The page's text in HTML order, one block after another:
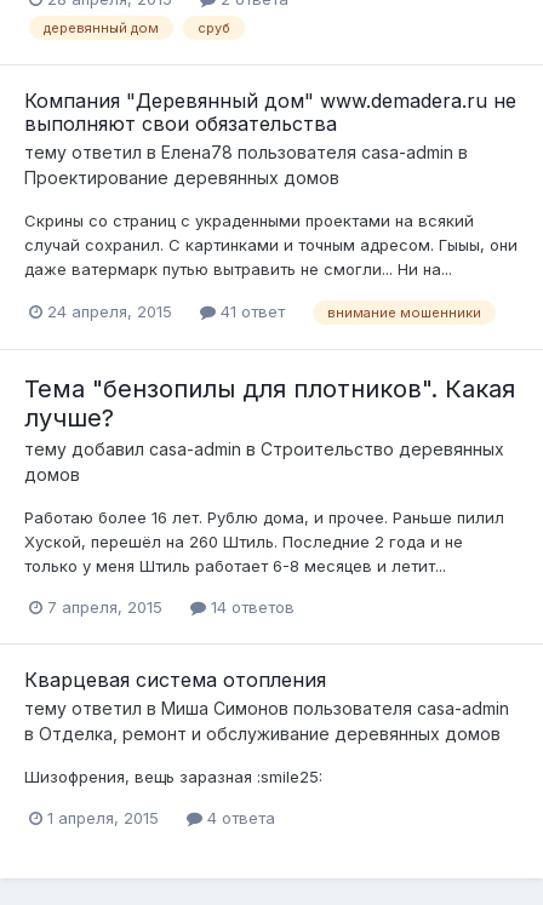
деревянный дом сруб
Компания "Деревянный дом" www.demadera.ru не
выполняют свои обязательства
тему ответил в Елена78 пользователя casa-admin в
Проектирование деревянных домов
Скрины со страниц с украденными проектами на всякий
случай сохранил. С картинками и точным адресом. Гыыы, они
даже ватермарк путью вытравить не смогли... Ни на...
24 апреля, 2015 41 ответ внимание мошенники
Тема "бензопилы для плотников". Какая
лучше?
тему добавил casa-admin в Строительство деревянных
домов
Работаю более 16 лет. Рублю дома, и прочее. Раньше пилил
Хуской, перешёл на 260 Штиль. Последние 2 года и не
только у меня Штиль работает 6-8 месяцев и летит...
7 апреля, 2015 14 ответов
Кварцевая система отопления
тему ответил в Миша Симонов пользователя casa-admin
в Отделка, ремонт и обслуживание деревянных домов
Шизофрения, вещь заразная :smile25:
1 апреля, 2015 4 ответа